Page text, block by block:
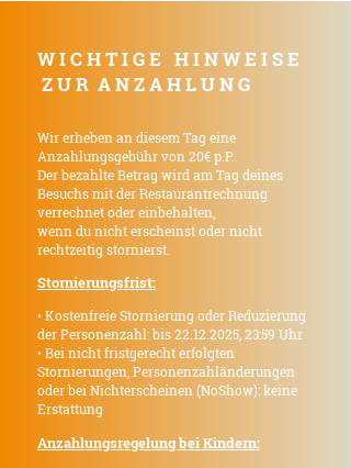
W I C H T I G E H I N W E I S E
Z U R A N Z A H L U N G
Wir erheben an diesem Tag eine
Anzahlungsgebühr von 20€ p.P..
Der bezahlte Betrag wird am Tag deines
Besuchs mit der Restaurantrechnung
verrechnet oder einbehalten,
wenn du nicht erscheinst oder nicht
rechtzeitig stornierst.
Stornierungsfrist:
• Kostenfreie Stornierung oder Reduzierung
der Personenzahl: bis22.12.2025 , 23:59 Uhr
• Bei nicht fristgerecht erfolgten
Stornierungen, Personenzahländerungen
oder bei Nichterscheinen (NoShow): keine
Erstattung
Anzahlungsregelung bei Kindern: